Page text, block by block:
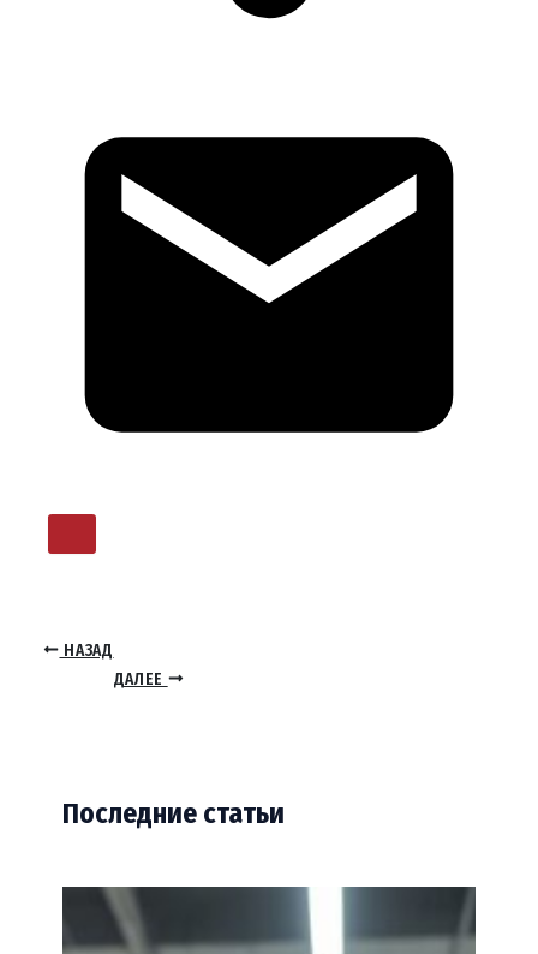
НАЗАД
ДАЛЕЕ
Последние статьи